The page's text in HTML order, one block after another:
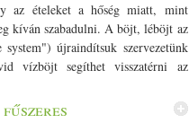
az ételeket a hőség miatt, mint
kíván szabadulni. A böjt, léböjt az
újraindítsuk szervezetünk
vízböjt segíthet visszatérni az
(migrénesek, fejfájós tipusú
tartani? Például, ha állandóan